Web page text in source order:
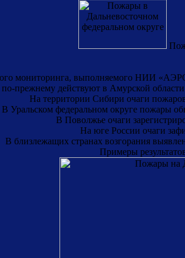
мониторинга, выполняемого НИИ
прежнему действуют в Амурской
На территории Сибири очаги
В Уральском федеральном округе пожары
В Поволжье очаги
На юге России очаги
В близлежащих странах возгорания
Примеры